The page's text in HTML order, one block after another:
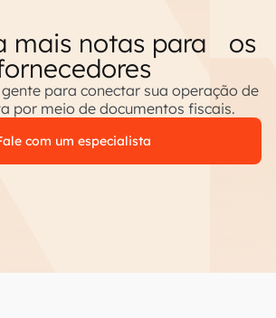
mais notas para os
para conectar sua operação de
por meio de documentos fiscais.
com um especialista